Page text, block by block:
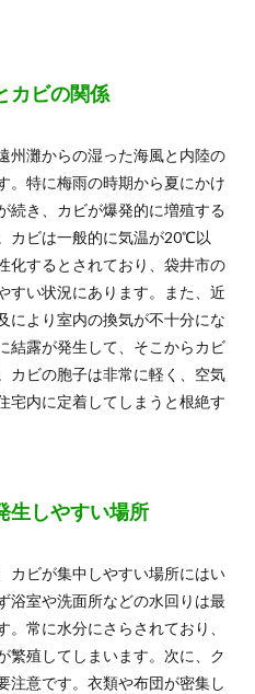
カビの関係
州灘からの湿った海風と内陸の
。特に梅雨の時期から夏にかけ
続き、カビが爆発的に増殖する
カビは一般的に気温が20℃以
化するとされており、袋井市の
すい状況にあります。また、近
により室内の換気が不十分にな
結露が発生して、そこからカビ
カビの胞子は非常に軽く、空気
宅内に定着してしまうと根絶す
生しやすい場所
カビが集中しやすい場所にはい
浴室や洗面所などの水回りは最
常に水分にさらされており、
繁殖してしまいます。次に、ク
注意です。衣類や布団が密集し